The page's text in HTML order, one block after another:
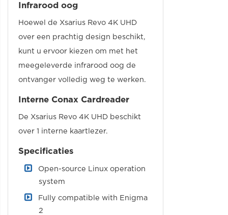
Infrarood oog
Hoewel de Xsarius Revo 4K UHD
over een prachtig design beschikt,
kunt u ervoor kiezen om met het
meegeleverde infrarood oog de
ontvanger volledig weg te werken.
Interne Conax Cardreader
De Xsarius Revo 4K UHD beschikt
over 1 interne kaartlezer.
Specificaties
Open-source Linux operation
system
Fully compatible with Enigma
2